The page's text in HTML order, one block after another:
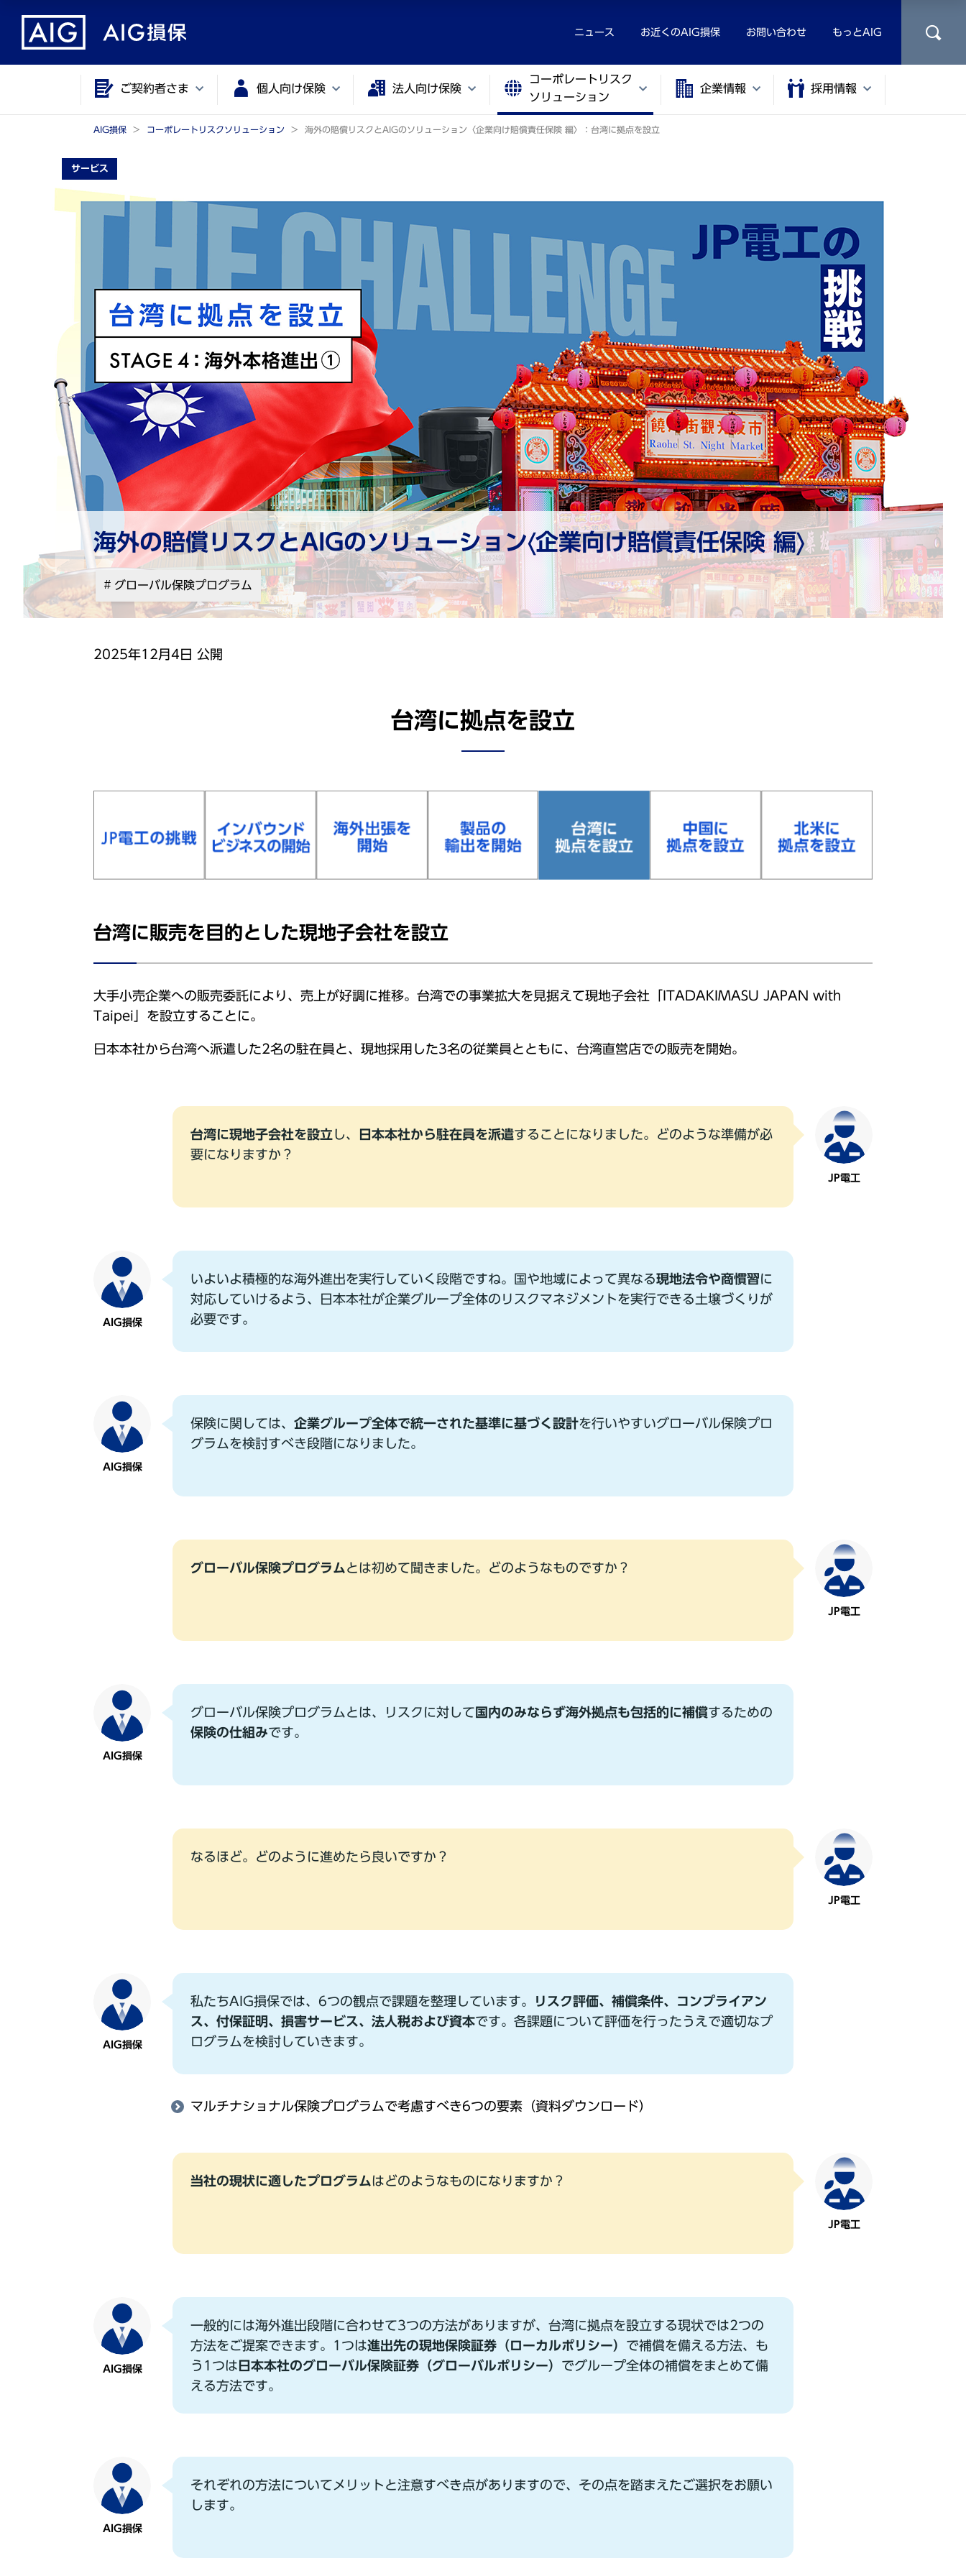
ニュース お近くのAIG損保 お問い合わせ もっとAIG
ご契約者さま 個人向け保険 法人向け保険
コーポレートリスク
ソリューション
企業情報 採用情報
AIG損保 コーポレートリスクソリューション 海外の賠償リスクとAIGのソリューション〈企業向け賠償責任保険 編〉：台湾に拠点を設⽴
サービス
海外の賠償リスクとAIGのソリューション〈企業向け賠償責任保険 編〉
グローバル保険プログラム
2025年12⽉4⽇ 公開
台湾に拠点を設⽴
台湾に販売を⽬的とした現地⼦会社を設⽴
⼤⼿⼩売企業への販売委託により、売上が好調に推移。台湾での事業拡⼤を⾒据えて現地⼦会社「ITADAKIMASU JAPAN with
Taipei」を設⽴することに。
⽇本本社から台湾へ派遣した2名の駐在員と、現地採⽤した3名の従業員とともに、台湾直営店での販売を開始。
JP電⼯
台湾に現地⼦会社を設⽴ し、 ⽇本本社から駐在員を派遣することになりました。どのような準備が必
要になりますか？
AIG損保
いよいよ積極的な海外進出を実⾏していく段階ですね。国や地域によって異なる現地法令や商慣習に
対応していけるよう、⽇本本社が企業グループ全体のリスクマネジメントを実⾏できる⼟壌づくりが
必要です。
AIG損保
保険に関しては、 企業グループ全体で統⼀された基準に基づく設計を⾏いやすいグローバル保険プロ
グラムを検討すべき段階になりました。
JP電⼯
グローバル保険プログラム とは初めて聞きました。どのようなものですか？
AIG損保
グローバル保険プログラムとは、リスクに対して 国内のみならず海外拠点も包括的に補償するための
保険の仕組みです。
JP電⼯
なるほど。どのように進めたら良いですか？
AIG損保
私たちAIG損保では、6つの観点で課題を整理しています。
リスク評価、補償条件、コンプライアン
ス、付保証明、損害サービス、法⼈税および資本です。各課題について評価を⾏ったうえで適切なプ
ログラムを検討していきます。
マルチナショナル保険プログラムで考慮すべき6つの要素（資料ダウンロード）
JP電⼯
当社の現状に適したプログラムはどのようなものになりますか？
AIG損保
⼀般的には海外進出段階に合わせて3つの⽅法がありますが、台湾に拠点を設⽴する現状では2つの
⽅法をご提案できます。1つは進出先の現地保険証券（ローカルポリシー） で補償を備える⽅法、も
う1つは ⽇本本社のグローバル保険証券（グローバルポリシー） でグループ全体の補償をまとめて備
える⽅法です。
AIG損保
それぞれの⽅法についてメリットと注意すべき点がありますので、その点を踏まえたご選択をお願い
します。